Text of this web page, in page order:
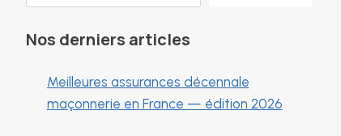
Nos derniers articles
Meilleures assurances décennale
maçonnerie en France — édition 2026